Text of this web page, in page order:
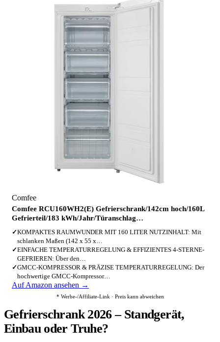
Comfee
Comfee RCU160WH2(E) Gefrierschrank/142cm hoch/160L
Gefrierteil/183 kWh/Jahr/Türanschlag…
✓KOMPAKTES RAUMWUNDER MIT 160 LITER NUTZINHALT: Mit
schlanken Maßen (142 x 55 x…
✓EINFACHE TEMPERATURREGELUNG & EFFIZIENTES 4-STERNE-
GEFRIEREN: Über den…
✓GMCC-KOMPRESSOR & PRÄZISE TEMPERATURREGELUNG: Der
hochwertige GMCC-Kompressor…
Auf Amazon ansehen →
* Werbe-/Affiliate-Link · Preis kann abweichen
Gefrierschrank 2026 – Standgerät,
Einbau oder Truhe?